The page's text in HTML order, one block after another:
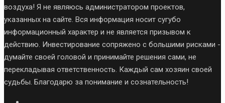
воздуха! Я не являюсь администратором проектов,
указанных на сайте. Вся информация носит сугубо
информационный характер и не является призывом к
действию. Инвестирование сопряжено с большими рисками -
думайте своей головой и принимайте решения сами, не
перекладывая ответственность. Каждый сам хозяин своей
судьбы. Благодарю за понимание и сознательность!